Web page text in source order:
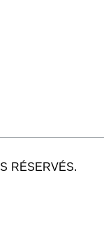
RÉSERVÉS.